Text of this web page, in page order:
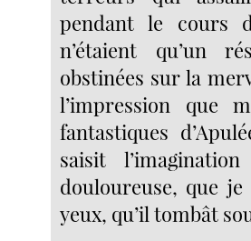
pendant le cours
n’étaient qu’un
obstinées sur la
l’impression que
fantastiques
saisit
douloureuse, que
yeux, qu’il tombât